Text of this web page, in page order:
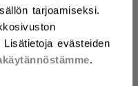
tarjoamiseksi.
evästeiden
.
AVAA